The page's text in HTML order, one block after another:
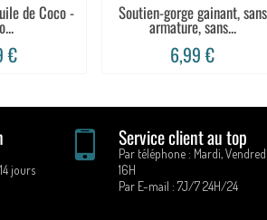
de Coco -
€
Soutien-gorge gainant, sans
armature, sans...
6,99 €
jours
Service client au top
Par téléphone : Mardi,
16H
Par E-mail : 7J/7 24H/24